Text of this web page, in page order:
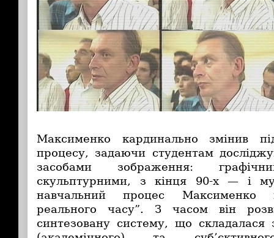
Максименко кардинально змінив
процесу, задаючи студентам
засобами зображення:
скульптурними, з кінця 90-х — і
навчальний процес Максименко
реального часу”. З часом він
синтезовану систему, що складалася